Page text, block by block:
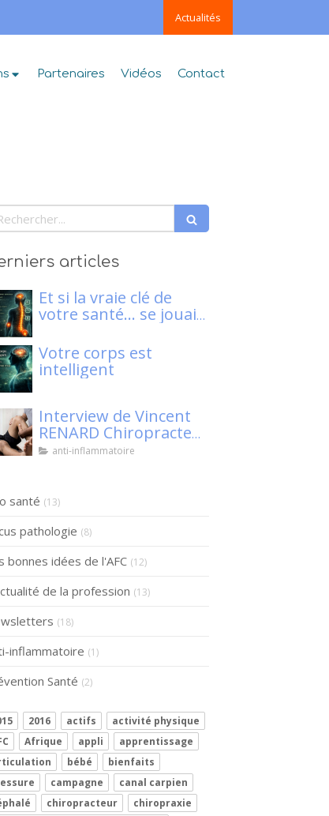
Actualités
Partenaires Vidéos Contact
articles
Et si la vraie clé de
votre santé… se jouait
nerveux ?
Votre corps est
intelligent
Interview de Vincent
RENARD Chiropracteur
à SENS, pour Klaser.
anti-inflammatoire
santé (13)
pathologie (8)
bonnes idées de l'AFC (12)
de la profession (13)
(18)
inflammatoire (1)
Santé (2)
2016 actifs
activité physique
Afrique appli
apprentissage
bébé
bienfaits
campagne
canal carpien
chiropracteur
chiropraxie